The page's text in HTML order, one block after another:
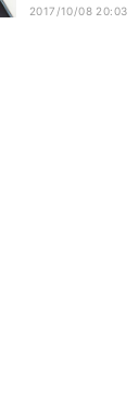
2017/10/08 20:03